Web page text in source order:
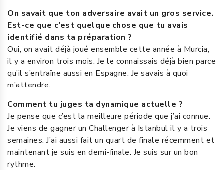
On savait que ton adversaire avait un gros service.
Est-ce que c’est quelque chose que tu avais
identifié dans ta préparation ?
Oui, on avait déjà joué ensemble cette année à Murcia,
il y a environ trois mois. Je le connaissais déjà bien parce
qu’il s’entraîne aussi en Espagne. Je savais à quoi
m’attendre.
Comment tu juges ta dynamique actuelle ?
Je pense que c’est la meilleure période que j’ai connue.
Je viens de gagner un Challenger à Istanbul il y a trois
semaines. J’ai aussi fait un quart de finale récemment et
maintenant je suis en demi-finale. Je suis sur un bon
rythme.